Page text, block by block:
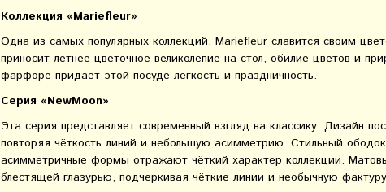
Коллекция «Mariefleur»
Одна из самых популярных коллекций, Mariefleur славится своим
приносит летнее цветочное великолепие на стол, обилие цветов и
фарфоре придаёт этой посуде легкость и праздничность.
Серия «NewMoon»
Эта серия представляет современный взгляд на классику. Дизайн
повторяя чёткость линий и небольшую асимметрию. Стильный
асимметричные формы отражают чёткий характер коллекции.
блестящей глазурью, подчеркивая чёткие линии и необычную